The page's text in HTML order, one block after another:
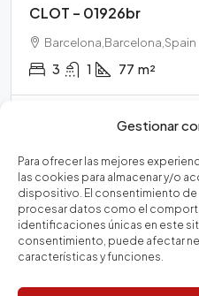
Gestionar
Para ofrecer las mejores
las cookies para almacenar y/o
dispositivo. El consentimiento
procesar datos como el
identificaciones únicas en este
consentimiento, puede afectar
características y funciones.
CLOT – 01926br
Barcelona,Barcelona,Spain
3 1 77 m²
Email
Zonas